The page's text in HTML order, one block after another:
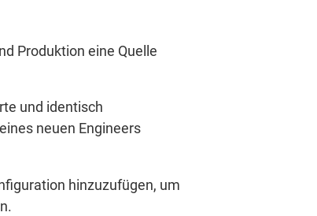
Produktion eine Quelle
und identisch
neuen Engineers
hinzuzufügen, um